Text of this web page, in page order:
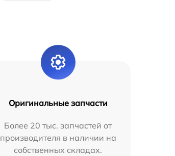
Оригинальные запчасти
Более 20 тыс. запчастей от
производителя в наличии на
собственных складах.